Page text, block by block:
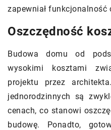
zapewniał funkcjonalność
Oszczędność
Budowa domu od
wysokimi kosztami
projektu przez
jednorodzinnych są
cenach, co stanowi
budowę. Ponadto,